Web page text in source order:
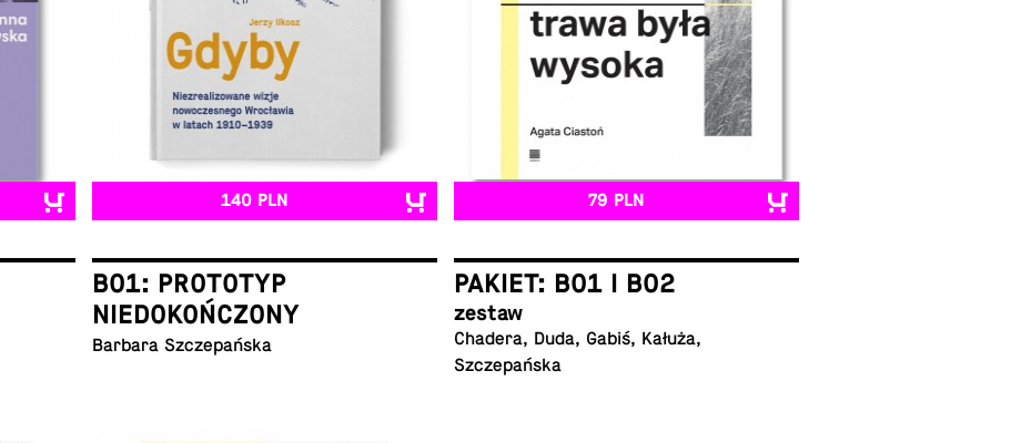
140 PLN 79 PLN
B01: PROTOTYP
NIEDOKOŃCZONY
Barbara Szczepańska
PAKIET: B01 I B02
zestaw
Chadera, Duda, Gabiś, Kałuża,
Szczepańska